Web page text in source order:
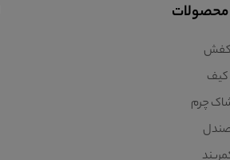
کفش
کیف
چرم